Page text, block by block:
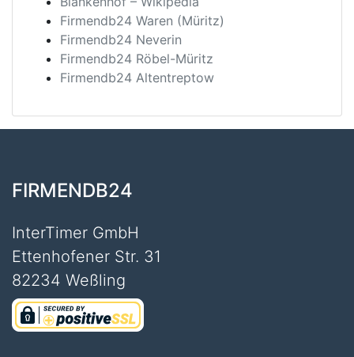
Firmendb24 Waren (Müritz)
Firmendb24 Neverin
Firmendb24 Röbel-Müritz
Firmendb24 Altentreptow
FIRMENDB24
InterTimer GmbH
Ettenhofener Str. 31
82234 Weßling